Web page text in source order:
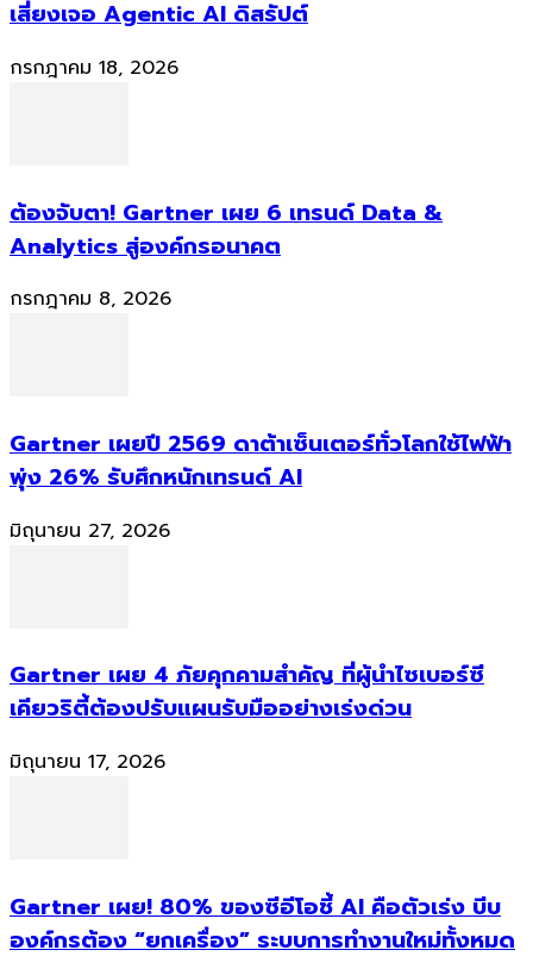
เสี่ยงเจอ Agentic AI ดิสรัปต์
กรกฎาคม 18, 2026
ต้องจับตา! Gartner เผย 6 เทรนด์ Data &
Analytics สู่องค์กรอนาคต
กรกฎาคม 8, 2026
Gartner เผยปี 2569 ดาต้าเซ็นเตอร์ทั่วโลกใช้ไฟฟ้า
พุ่ง 26% รับศึกหนักเทรนด์ AI
มิถุนายน 27, 2026
Gartner เผย 4 ภัยคุกคามสำคัญ ที่ผู้นำไซเบอร์ซี
เคียวริตี้ต้องปรับแผนรับมืออย่างเร่งด่วน
มิถุนายน 17, 2026
Gartner เผย! 80% ของซีอีโอชี้ AI คือตัวเร่ง บีบ
องค์กรต้อง “ยกเครื่อง” ระบบการทำงานใหม่ทั้งหมด